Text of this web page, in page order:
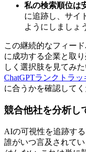
私の検索順位は
に追跡し、サイ
ようにしましょ
この継続的なフィー
に成功する企業と取
しく選択肢を見てみ
ChatGPTランクトラ
に合うかを確認してく
競合他社を分析し
AIの可視性を追跡す
誰がいつ言及されて